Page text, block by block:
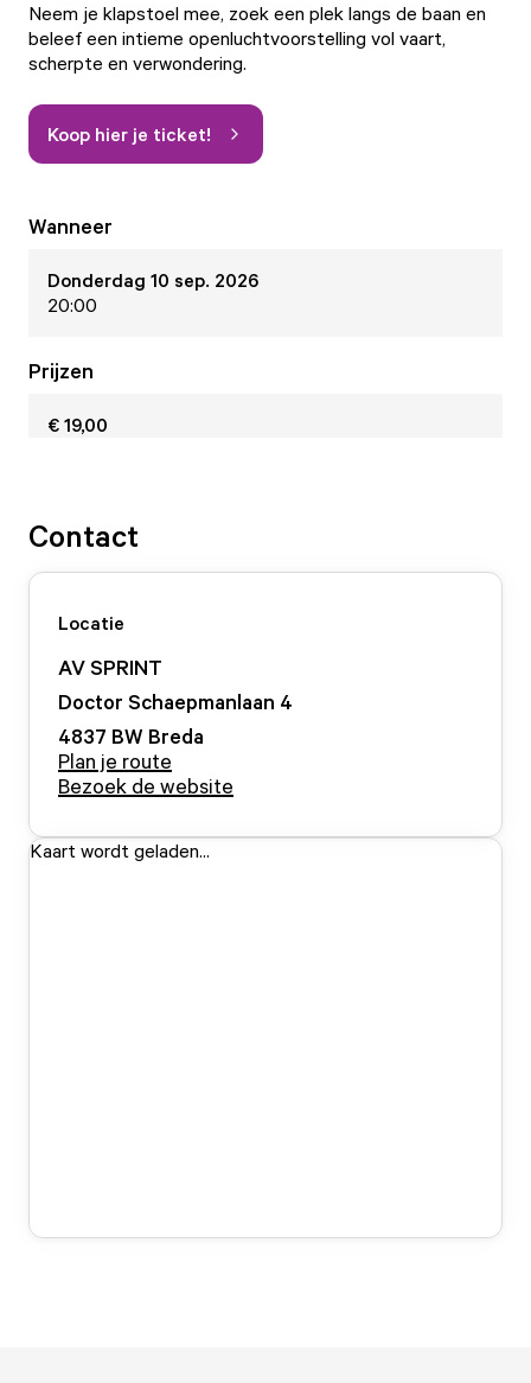
Neem je klapstoel mee, zoek een plek langs de baan en
beleef een intieme openluchtvoorstelling vol vaart,
scherpte en verwondering.
Koop hier je ticket!
Wanneer
Donderdag 10 sep. 2026
20:00
Prijzen
€ 19,00
Contact
Locatie
AV SPRINT
Doctor Schaepmanlaan 4
4837 BW Breda
Plan je route
Bezoek de website
Kaart wordt geladen...